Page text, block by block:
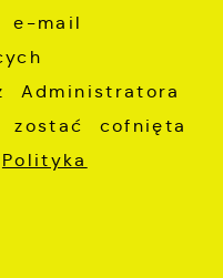
e-mail
Administratora
zostać cofnięta
Polityka